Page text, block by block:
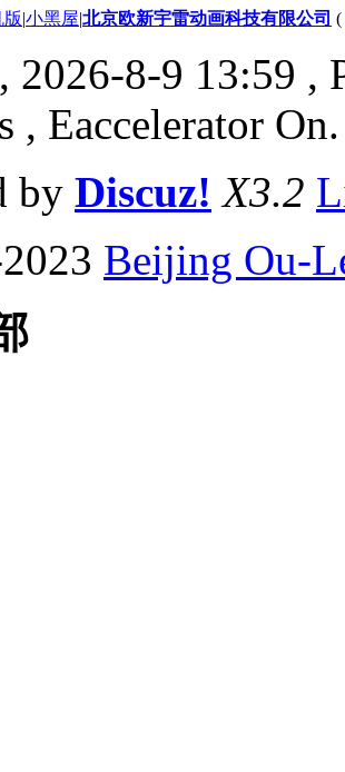
|小黑屋|北京欧新宇雷动画科技有限公司 (
2026-8-9 13:59 ,
, Eaccelerator On.
by Discuz! X3.2
Beijing Ou-